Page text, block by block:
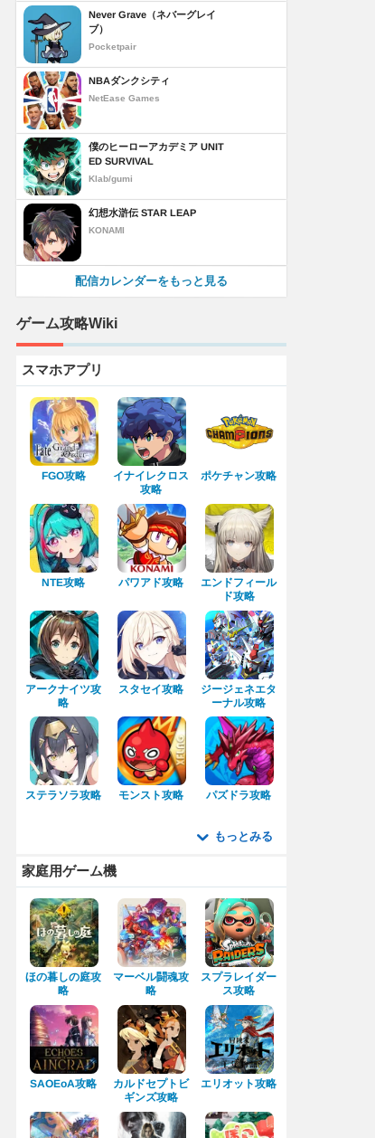
Never Grave（ネバーグレイ
ブ）
Pocketpair
NBAダンクシティ
NetEase Games
僕のヒーローアカデミア UNIT
ED SURVIVAL
Klab/gumi
幻想水滸伝 STAR LEAP
KONAMI
配信カレンダーをもっと見る
ゲーム攻略Wiki
スマホアプリ
FGO攻略 イナイレクロス
攻略
ポケチャン攻略
NTE攻略 パワアド攻略 エンドフィール
ド攻略
アークナイツ攻
略
スタセイ攻略 ジージェネエタ
ーナル攻略
ステラソラ攻略 モンスト攻略 パズドラ攻略
もっとみる
家庭用ゲーム機
ほの暮しの庭攻
略
マーベル闘魂攻
略
スプラレイダー
ス攻略
SAOEoA攻略 カルドセプトビ
ギンズ攻略
エリオット攻略